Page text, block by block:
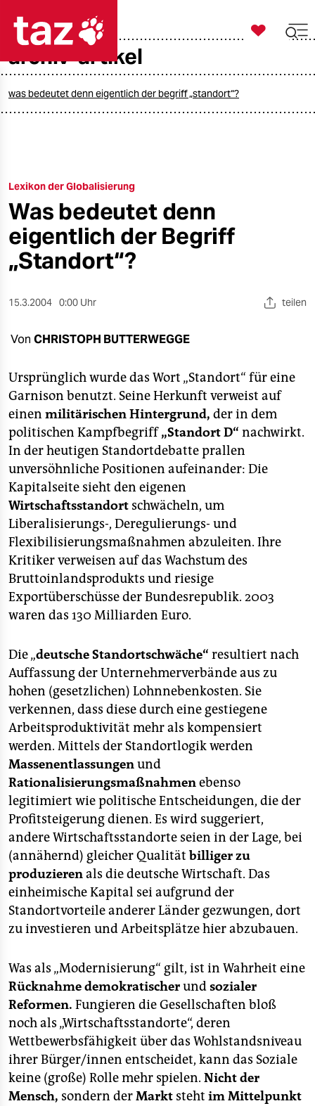
taz zahl ich
öko
gesellschaft
kultur
nord
wahrheit
verlag
verlag
veranstaltungen
shop
fragen & hilfe
unterstützen
abo
genossenschaft

taz zahl ich
archiv-artikel
was bedeutet denn eigentlich der begriff „standort“?
Lexikon der Globalisierung
Was bedeutet denn
eigentlich der Begriff
„Standort“?
15.3.2004 0:00 Uhr teilen
Von CHRISTOPH BUTTERWEGGE
Ursprünglich wurde das Wort „Standort“ für eine
Garnison benutzt. Seine Herkunft verweist auf
einen militärischen Hintergrund, der in dem
politischen Kampfbegriff„Standort D“ nachwirkt.
In der heutigen Standortdebatte prallen
unversöhnliche Positionen aufeinander: Die
Kapitalseite sieht den eigenen
Wirtschaftsstandort schwächeln, um
Liberalisierungs-, Deregulierungs- und
Flexibilisierungsmaßnahmen abzuleiten. Ihre
Kritiker verweisen auf das Wachstum des
Bruttoinlandsprodukts und riesige
Exportüberschüsse der Bundesrepublik. 2003
waren das 130 Milliarden Euro.
Die „deutsche Standortschwäche“ resultiert nach
Auffassung der Unternehmerverbände aus zu
hohen (gesetzlichen) Lohnnebenkosten. Sie
verkennen, dass diese durch eine gestiegene
Arbeitsproduktivität mehr als kompensiert
werden. Mittels der Standortlogik werden
Massenentlassungenund
Rationalisierungsmaßnahmenebenso
legitimiert wie politische Entscheidungen, die der
Profitsteigerung dienen. Es wird suggeriert,
andere Wirtschaftsstandorte seien in der Lage, bei
(annähernd) gleicher Qualitätbilliger zu
produzierenals die deutsche Wirtschaft. Das
einheimische Kapital sei aufgrund der
Standortvorteile anderer Länder gezwungen, dort
zu investieren und Arbeitsplätze hier abzubauen.
Was als „Modernisierung“ gilt, ist in Wahrheit eine
Rücknahme demokratischerundsozialer
Reformen. Fungieren die Gesellschaften bloß
noch als „Wirtschaftsstandorte“, deren
Wettbewerbsfähigkeit über das Wohlstandsniveau
ihrer Bürger/innen entscheidet, kann das Soziale
keine (große) Rolle mehr spielen. Nicht der
Mensch, sondern derMarkt steht im Mittelpunkt